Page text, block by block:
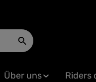
Über uns Riders